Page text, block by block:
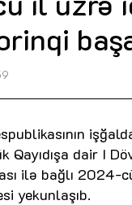
Qayıdışa dair I
ilə bağlı 2024-
yekunlaşıb.